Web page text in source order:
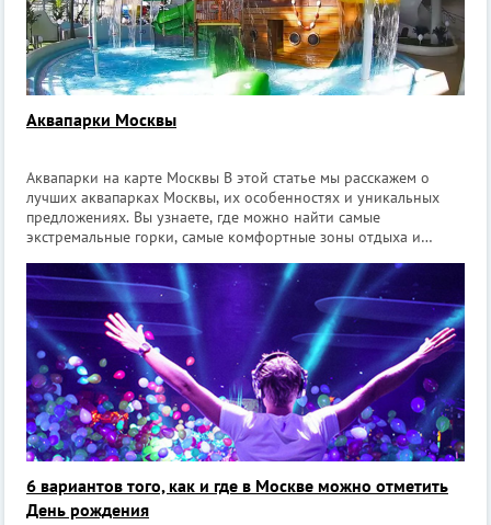
Аквапарки Москвы
Аквапарки на карте Москвы В этой статье мы расскажем о
лучших аквапарках Москвы, их особенностях и уникальных
предложениях. Вы узнаете, где можно найти самые
экстремальные горки, самые комфортные зоны отдыха и
мир водных развлечений вместе
6 вариантов того, как и где в Москве можно отметить
День рождения